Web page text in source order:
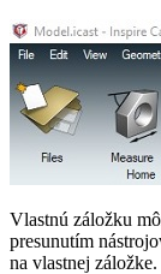
Vlastnú záložku
presunutím
na vlastnej záložke.